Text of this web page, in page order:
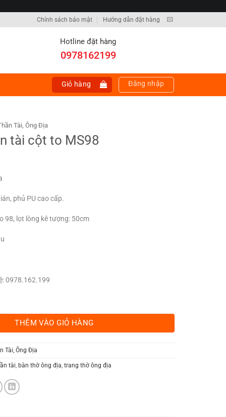
Chính sách bảo mật Hướng dẫn đặt hàng
Hotline đặt hàng
0978162199
Giỏ hàng Đăng nhập
Tài, Ông Địa
tài cột to MS98
phủ PU cao cấp.
98, lọt lòng kê tượng: 50cm
0978.162.199
THÊM VÀO GIỎ HÀNG
Tài, Ông Địa
tài ,bàn thờ ông địa ,trang thờ ông địa